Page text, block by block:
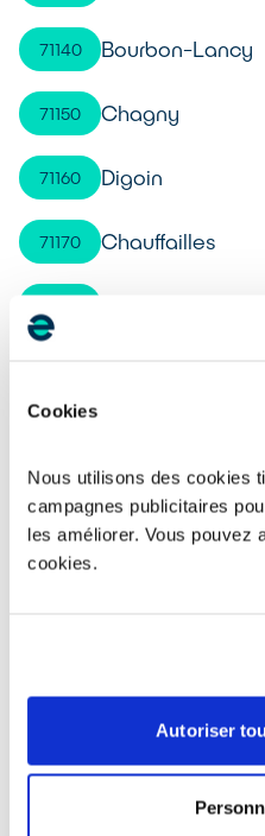
Cookies
Nous utilisons des cookies
campagnes publicitaires
les améliorer. Vous pouvez
cookies.
Autoriser
71140 Bourbon-Lancy
71150 Chagny
71160 Digoin
71170 Chauffailles
71230 Saint-Vallier
71240
Montceau-les-
Saint-Marcel